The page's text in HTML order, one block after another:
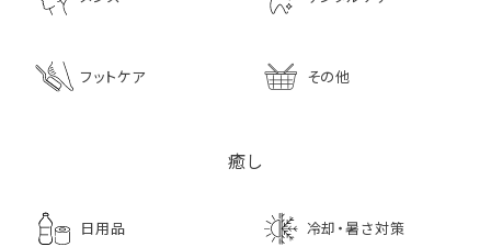
フットケア その他
癒し
日用品 冷却・暑さ対策